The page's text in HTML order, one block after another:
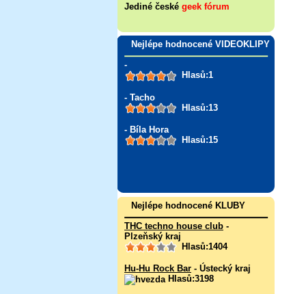
Jediné české geek fórum
Nejlépe hodnocené VIDEOKLIPY
-
Hlasů:1
- Tacho
Hlasů:13
- Bíla Hora
Hlasů:15
Nejlépe hodnocené KLUBY
THC techno house club -
Plzeňský kraj
Hlasů:1404
Hu-Hu Rock Bar - Ústecký kraj
Hlasů:3198